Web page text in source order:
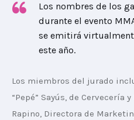
Los nombres de los
durante el evento
se emitirá
este año.
Los miembros del jurado
“Pepé” Sayús, de Cervecería
Rapino, Directora de